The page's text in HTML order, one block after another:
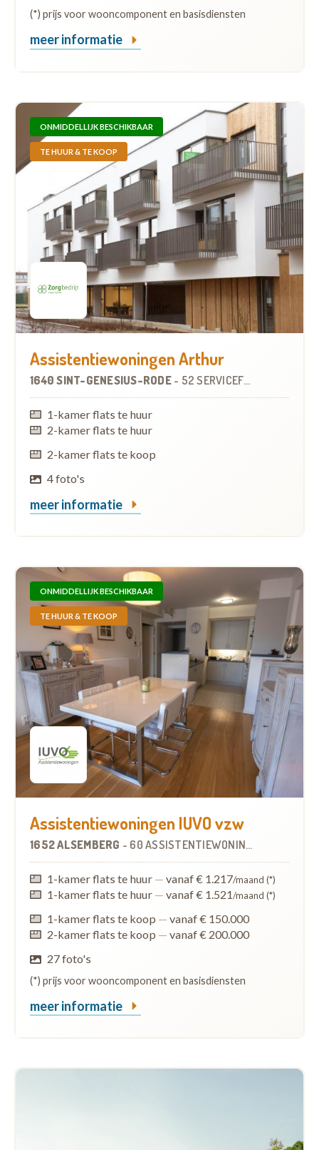
(*) prijs voor wooncomponent en basisdiensten
meer informatie
ONMIDDELLIJK BESCHIKBAAR
TE HUUR & TE KOOP
Assistentiewoningen Arthur
1640 SINT-GENESIUS-RODE - 52 SERVICEFLATS
1-kamer flats te huur
2-kamer flats te huur
2-kamer flats te koop
4 foto's
meer informatie
ONMIDDELLIJK BESCHIKBAAR
TE HUUR & TE KOOP
Assistentiewoningen IUVO vzw
1652 ALSEMBERG - 60 ASSISTENTIEWONINGEN
1-kamer flats te huur — vanaf € 1.217/maand (*)
1-kamer flats te huur — vanaf € 1.521/maand (*)
1-kamer flats te koop — vanaf € 150.000
2-kamer flats te koop — vanaf € 200.000
27 foto's
(*) prijs voor wooncomponent en basisdiensten
meer informatie